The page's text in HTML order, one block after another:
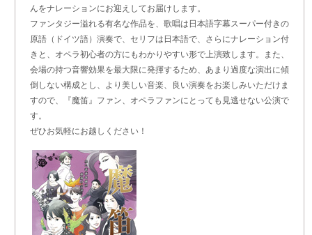
んをナレーションにお迎えしてお届けします。
ファンタジー溢れる有名な作品を、歌唱は日本語字幕スーパー付きの
原語（ドイツ語）演奏で、セリフは日本語で、さらにナレーション付
きと、オペラ初心者の方にもわかりやすい形で上演致します。また、
会場の持つ音響効果を最大限に発揮するため、あまり過度な演出に傾
倒しない構成とし、より美しい音楽、良い演奏をお楽しみいただけま
すので、『魔笛』ファン、オペラファンにとっても見逃せない公演で
す。
ぜひお気軽にお越しください！